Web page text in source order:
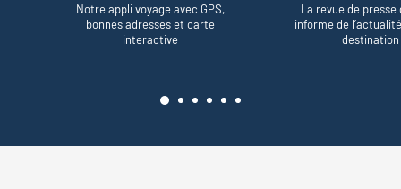
Notre appli voyage avec GPS,
bonnes adresses et carte
interactive
La revue de presse
informe de
destination